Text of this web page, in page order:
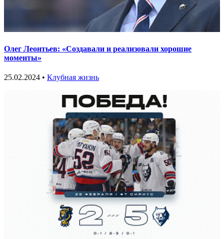
Олег Леонтьев: «Создавали и реализовали хорошие
моменты»
25.02.2024 • Клубная жизнь